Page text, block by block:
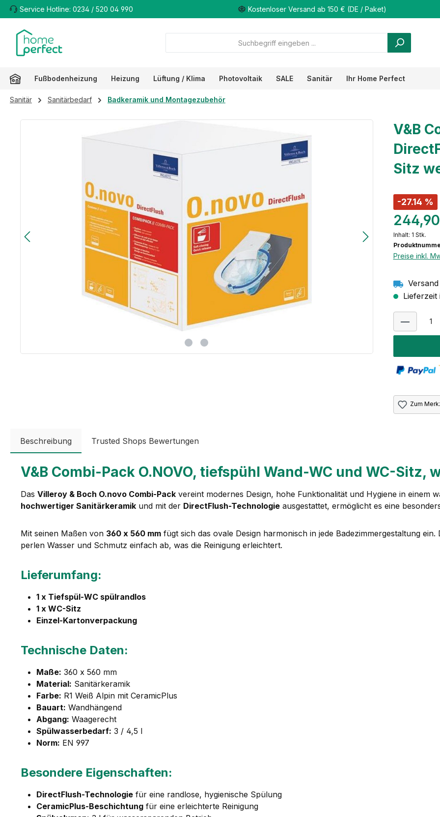
Hauptinhalt springen
Zur Suche springen
Zur Hauptnavigation springen
Service Hotline: 0234 / 520 04 990 Kostenloser Versand ab 150 € (DE / Paket)
Fußbodenheizung Heizung Lüftung / Klima Photovoltaik SALE Sanitär Ihr Home Perfect
Sanitär Sanitärbedarf Badkeramik und Montagezubehör
V&B
Sitz
-27.14 %
Inhalt: 1 Stk.
Preise inkl.
Zum
Beschreibung Trusted Shops Bewertungen
V&B Combi-Pack O.NOVO, tiefspühl Wand-WC und WC-Sitz,
Das Villeroy & Boch O.novo Combi-Pack vereint modernes Design, hohe Funktionalität und Hygiene in einem
hochwertiger Sanitärkeramik und mit der DirectFlush-Technologie ausgestattet, ermöglicht es eine
Mit seinen Maßen von 360 x 560 mm fügt sich das ovale Design harmonisch in jede Badezimmergestaltung
perlen Wasser und Schmutz einfach ab, was die Reinigung erleichtert.
Lieferumfang:
1 x Tiefspül-WC spülrandlos
1 x WC-Sitz
Einzel-Kartonverpackung
Technische Daten:
Maße: 360 x 560 mm
Material: Sanitärkeramik
Farbe: R1 Weiß Alpin mit CeramicPlus
Bauart: Wandhängend
Abgang: Waagerecht
Spülwasserbedarf: 3 / 4,5 l
Norm: EN 997
Besondere Eigenschaften:
DirectFlush-Technologie für eine randlose, hygienische Spülung
CeramicPlus-Beschichtung für eine erleichterte Reinigung